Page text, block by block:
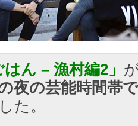
はん – 漁村編2」
夜の芸能時間帯
た。